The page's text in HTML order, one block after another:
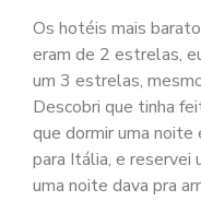
Os hotéis mais
eram de 2 estrelas,
um 3 estrelas,
Descobri que tinha
que dormir uma
para Itália, e reservei
uma noite dava pra